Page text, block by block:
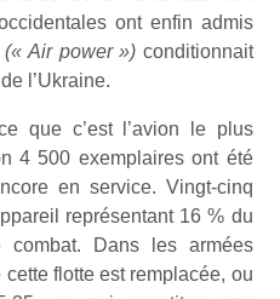
ont enfin admis
(« Air power ») conditionnait
l’Ukraine.
que c’est l’avion le plus
4 500 exemplaires ont été
en service. Vingt-cinq
représentant 16 % du
combat. Dans les armées
flotte est remplacée, ou